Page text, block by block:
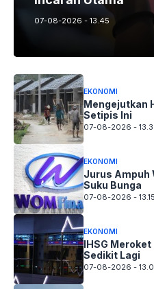
07-08-2026 - 13.45
EKONOMI
Mengejutkan
Setipis Ini
07-08-2026 -
EKONOMI
Jurus Ampuh
Suku Bunga
07-08-2026 - 13.15
EKONOMI
IHSG
Sedikit Lagi
07-08-2026 -